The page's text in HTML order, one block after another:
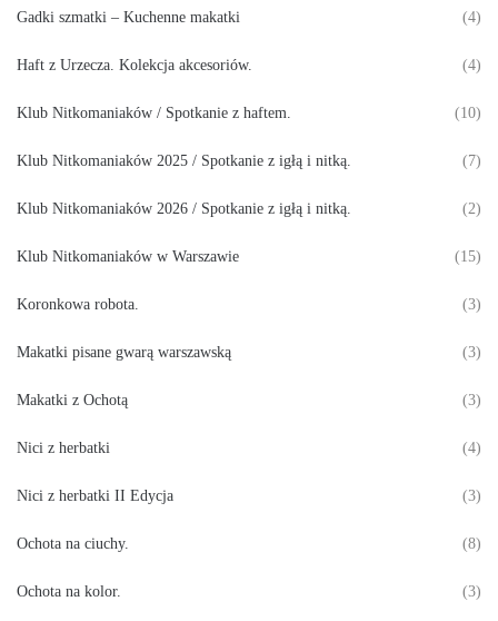
Gadki szmatki – Kuchenne makatki (4)
Haft z Urzecza. Kolekcja akcesoriów. (4)
Klub Nitkomaniaków / Spotkanie z haftem. (10)
Klub Nitkomaniaków 2025 / Spotkanie z igłą i nitką. (7)
Klub Nitkomaniaków 2026 / Spotkanie z igłą i nitką. (2)
Klub Nitkomaniaków w Warszawie (15)
Koronkowa robota. (3)
Makatki pisane gwarą warszawską (3)
Makatki z Ochotą (3)
Nici z herbatki (4)
Nici z herbatki II Edycja (3)
Ochota na ciuchy. (8)
Ochota na kolor. (3)